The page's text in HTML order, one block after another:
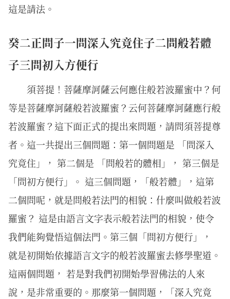
這是請法。
癸二正問子一問深入究竟住子二問般若體
子三問初入方便行
須菩提！菩薩摩訶薩云何應住般若波羅蜜中？何
等是菩薩摩訶薩般若波羅蜜？云何菩薩摩訶薩應行般
若波羅蜜？這下面正式的提出來問題，請問須菩提尊
者。這一共提出三個問題：第一個問題是 「問深入
究竟住」， 第二個是 「問般若的體相」， 第三個是
「問初方便行」。 這三個問題，「般若體」，這第
二個問呢，就是問般若法門的相貌：什麼叫做般若波
羅蜜？ 這是由語言文字表示般若法門的相貌，使令
我們能夠覺悟這個法門。第三個「問初方便行」，
就是初開始依據語言文字的般若波羅蜜去修學聖道。
這兩個問題， 若是對我們初開始學習佛法的人來
說，是非常重要的。那麼第一個問題，「深入究竟